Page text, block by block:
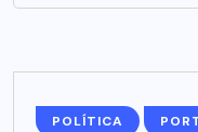
POLÍTICA